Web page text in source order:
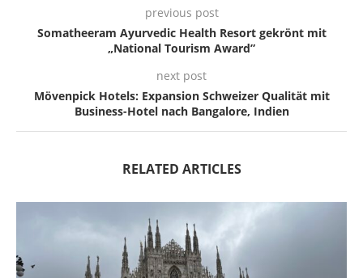
previous post
Somatheeram Ayurvedic Health Resort gekrönt mit
„National Tourism Award”
next post
Mövenpick Hotels: Expansion Schweizer Qualität mit
Business-Hotel nach Bangalore, Indien
RELATED ARTICLES